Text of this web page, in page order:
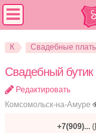
К Свадебные
Свадебный бутик
Редактировать
Комсомольск-на-Амуре
+7(909)... (